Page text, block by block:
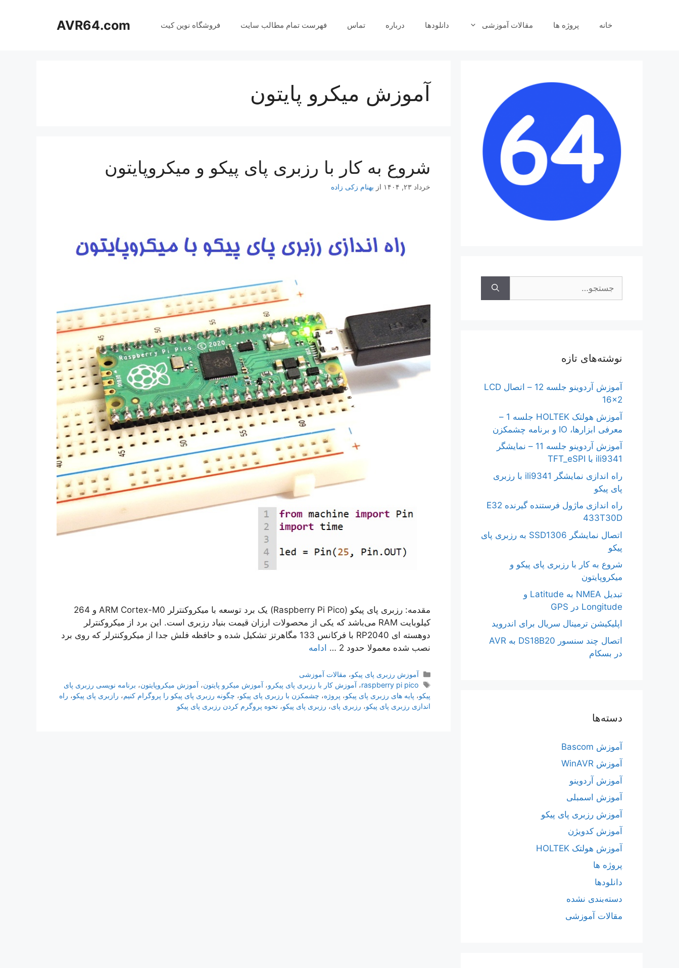
AVR64.com خانه پروژه ها مقالات آموزشی دانلودها درباره تماس فهرست تمام مطالب سایت فروشگاه نوین کیت
آموزش میکرو پایتون
شروع به کار با رزبری پای پیکو و میکروپایتون
خرداد ۲۳, ۱۴۰۴ از بهنام زکی زاده
مقدمه: رزبری پای پیکو (Raspberry Pi Pico) یک برد توسعه با میکروکنترلر ARM Cortex-M0 و 264
کیلوبایت RAM می‌باشد که یکی از محصولات ارزان قیمت بنیاد رزبری است. این برد از میکروکنترلر
دوهسته ای RP2040 با فرکانس 133 مگاهرتز تشکیل شده و حافظه فلش جدا از میکروکنترلر که روی برد
نصب شده معمولا حدود 2 …
ادامه
دسته‌ها
آموزش رزبری پای پیکو، مقالات آموزشی
برچسب‌ها
raspberry pi pico،آموزش کار با رزبری پای پیکرو،آموزش میکرو پایتون،آموزش میکروپایتون، برنامه نویسی رزبری پای
پیکو، پایه های رزبری پای پیکو، پروژه، چشمکزن با رزبری پای پیکو، چگونه رزبری پای پیکو را پروگرام کنیم، رازبری پای پیکو، راه
اندازی رزبری پای پیکو، رزبری پای، رزبری پای پیکو، نحوه پروگرم کردن رزبری پای پیکو
نوشته‌های تازه
آموزش آردوینو جلسه 12 – اتصال LCD
16×2
آموزش هولتک HOLTEK جلسه 1 –
معرفی ابزارها، IO و برنامه چشمکزن
آموزش آردوینو جلسه 11 – نمایشگر
ili9341 با TFT_eSPI
راه اندازی نمایشگر ili9341 با رزبری
پای پیکو
راه اندازی ماژول فرستنده گیرنده E32
433T30D
اتصال نمایشگر SSD1306 به رزبری پای
پیکو
شروع به کار با رزبری پای پیکو و
میکروپایتون
تبدیل NMEA به Latitude و
Longitude در GPS
اپلیکیشن ترمینال سریال برای اندروید
اتصال چند سنسور DS18B20 به AVR
در بسکام
دسته‌ها
آموزش Bascom
آموزش WinAVR
آموزش آردوینو
آموزش اسمبلی
آموزش رزبری پای پیکو
آموزش کدویژن
آموزش هولتک HOLTEK
پروژه ها
دانلودها
دسته‌بندی نشده
مقالات آموزشی